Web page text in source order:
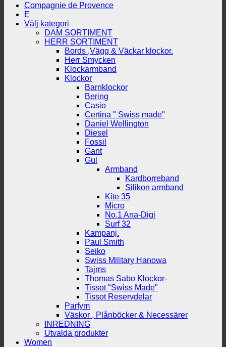
Compagnie de Provence
E
Välj kategori
DAM SORTIMENT
HERR SORTIMENT
Bords ,Vägg & Väckar klockor.
Herr Smycken
Klockarmband
Klockor
Barnklockor
Bering
Casio
Certina " Swiss made"
Daniel Wellington
Diesel
Fossil
Gant
Gul
Armband
Kardborreband
Silikon armband
Kite 35
Micro
No.1 Ana-Digi
Surf 32
Kampanj.
Paul Smith
Seiko
Swiss Military Hanowa
Tajms
Thomas Sabo Klockor-
Tissot "Swiss Made"
Tissot Reservdelar
Parfym
Väskor , Plånböcker & Necessärer
INREDNING
Utvalda produkter
Women